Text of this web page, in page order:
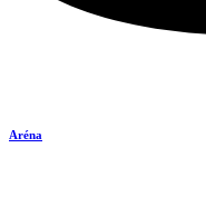
Aréna